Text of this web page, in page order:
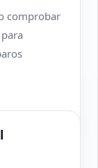
comprobar